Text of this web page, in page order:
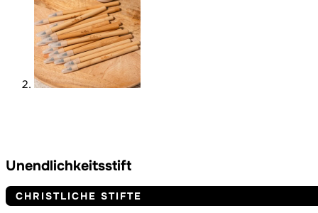
Unendlichkeitsstift
CHRISTLICHE STIFTE